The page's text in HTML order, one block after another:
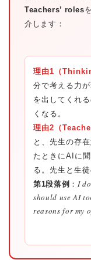
Teachers’ roles
介します：
理由1（
分で考える力
を出してくれ
くなる。
理由2（
と、先生の存
たときにAIに
る。先生と生
第1段落例 ： I
should use AI
reasons for my